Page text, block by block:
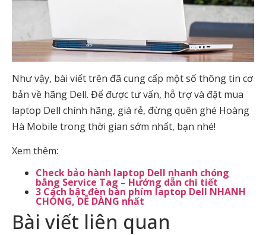
Như vậy, bài viết trên đã cung cấp một số thông tin cơ
bản về hãng Dell. Để được tư vấn, hỗ trợ và đặt mua
laptop Dell chính hãng, giá rẻ, đừng quên ghé Hoàng
Hà Mobile trong thời gian sớm nhất, bạn nhé!
Xem thêm:
Check bảo hành laptop Dell nhanh chóng
bằng Service Tag – Hướng dẫn chi tiết
3 Cách bật đèn bàn phím laptop Dell NHANH
CHÓNG, DỄ DÀNG nhất
Bài viết liên quan